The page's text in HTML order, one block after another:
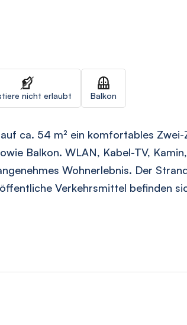
nicht erlaubt Balkon
ca. 54 m² ein komfortables Zwei-
Balkon. WLAN, Kabel-TV,
Wohnerlebnis. Der
Verkehrsmittel befinden